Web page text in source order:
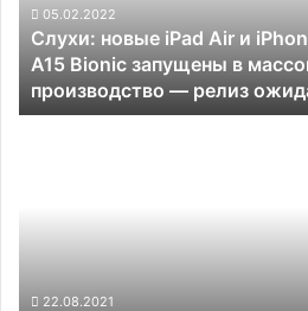
SE
чипами
Apple
A15
05.02.2022
Слухи: новые iPad Air и
A15 Bionic запущены в
производство — релиз
одном»
22.08.2021